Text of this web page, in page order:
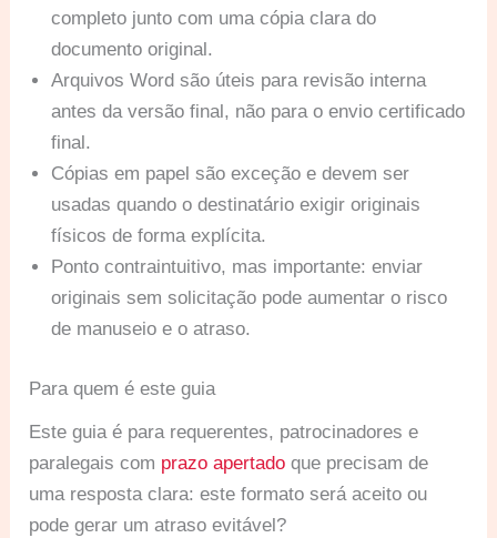
completo junto com uma cópia clara do
documento original.
Arquivos Word são úteis para revisão interna
antes da versão final, não para o envio certificado
final.
Cópias em papel são exceção e devem ser
usadas quando o destinatário exigir originais
físicos de forma explícita.
Ponto contraintuitivo, mas importante: enviar
originais sem solicitação pode aumentar o risco
de manuseio e o atraso.
Para quem é este guia
Este guia é para requerentes, patrocinadores e
paralegais com prazo apertado que precisam de
uma resposta clara: este formato será aceito ou
pode gerar um atraso evitável?